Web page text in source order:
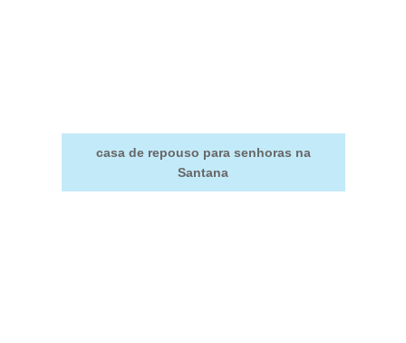
casa de repouso para senhoras na
Santana